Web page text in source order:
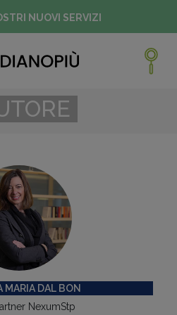
NUOVI SERVIZI
MARIA DAL BON
NexumStp